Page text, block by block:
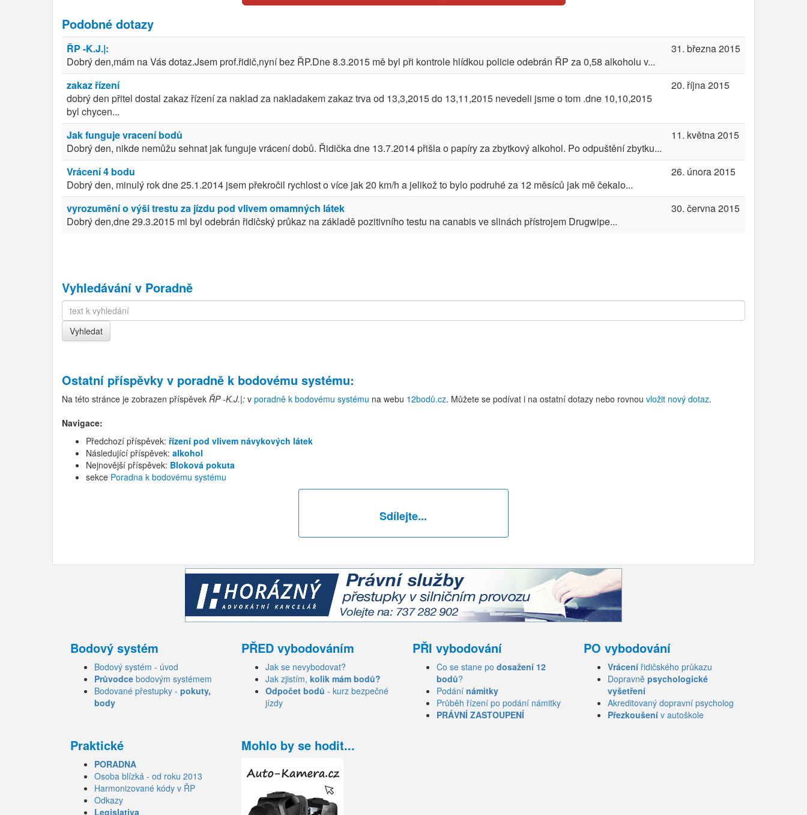
Podobné dotazy
ŘP -K.J.|:
Dobrý den,mám na Vás dotaz.Jsem prof.řidič,nyní bez ŘP.Dne 8.3.2015 mě byl při kontrole hlídkou policie odebrán ŘP za 0,58 alkoholu v...
31. března 2015
zakaz řízení
dobrý den přitel dostal zakaz řízení za naklad za nakladakem zakaz trva od 13,3,2015 do 13,11,2015 nevedeli jsme o tom .dne 10,10,2015
byl chycen...
20. října 2015
Jak funguje vracení bodů
Dobrý den, nikde nemůžu sehnat jak funguje vrácení dobů. Řidička dne 13.7.2014 přišla o papíry za zbytkový alkohol. Po odpuštění zbytku...
11. května 2015
Vrácení 4 bodu
Dobrý den, minulý rok dne 25.1.2014 jsem překročil rychlost o více jak 20 km/h a jelikož to bylo podruhé za 12 měsíců jak mě čekalo...
26. února 2015
vyrozumění o výši trestu za jízdu pod vlivem omamných látek
Dobrý den,dne 29.3.2015 mi byl odebrán řidičský průkaz na základě pozitivního testu na canabis ve slinách přístrojem Drugwipe...
30. června 2015
Vyhledávání v Poradně
Ostatní příspěvky v poradně k bodovému systému:
Na této stránce je zobrazen příspěvek ŘP -K.J.|: v poradně k bodovému systému na webu 12bodů.cz. Můžete se podívat i na ostatní dotazy nebo rovnou vložit nový dotaz.
Navigace:
Předchozí příspěvek: řízení pod vlivem návykových látek
Následující příspěvek: alkohol
Nejnovější příspěvek: Bloková pokuta
sekce Poradna k bodovému systému
Sdílejte...
Bodový systém
Bodový systém - úvod
Průvodce bodovým systémem
Bodované přestupky - pokuty,
body
PŘED vybodováním
Jak se nevybodovat?
Jak zjistím, kolik mám bodů?
Odpočet bodů - kurz bezpečné
jízdy
PŘI vybodování
Co se stane po dosažení 12
bodů?
Podání námitky
Průběh řízení po podání námitky
PRÁVNÍ ZASTOUPENÍ
PO vybodování
Vrácení řidičského průkazu
Dopravně psychologické
vyšetření
Akreditovaný dopravní psycholog
Přezkoušení v autoškole
Praktické
PORADNA
Osoba blízká - od roku 2013
Harmonizované kódy v ŘP
Odkazy
Legislativa
Mohlo by se hodit...